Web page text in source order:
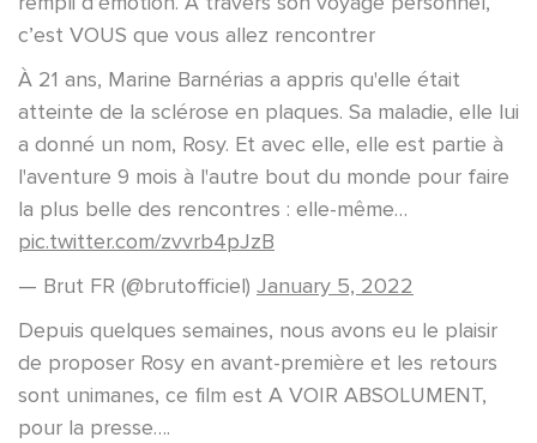
c’est VOUS que vous allez rencontrer
À 21 ans, Marine Barnérias a appris qu'elle était
atteinte de la sclérose en plaques. Sa maladie, elle lui
a donné un nom, Rosy. Et avec elle, elle est partie à
l'aventure 9 mois à l'autre bout du monde pour faire
la plus belle des rencontres : elle-même…
pic.twitter.com/zvvrb4pJzB
— Brut FR (@brutofficiel) January 5, 2022
Depuis quelques semaines, nous avons eu le plaisir
de proposer Rosy en avant-première et les retours
sont unimanes, ce film est A VOIR ABSOLUMENT,
pour la presse….